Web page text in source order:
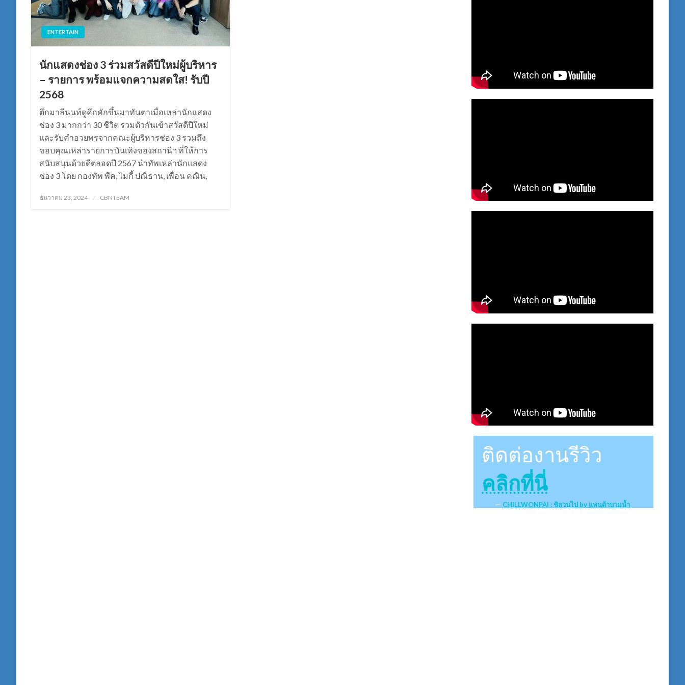
ENTERTAIN
นักแสดงช่อง 3 ร่วมสวัสดีปีใหม่ผู้บริหาร
– รายการ พร้อมแจกความสดใส! รับปี
2568
ตึกมาลีนนท์ดูคึกคักขึ้นมาทันตาเมื่อเหล่านักแสดง
ช่อง 3 มากกว่า 30 ชีวิต รวมตัวกันเข้าสวัสดีปีใหม่
และรับคำอวยพรจากคณะผู้บริหารช่อง 3 รวมถึง
ขอบคุณเหล่ารายการบันเทิงของสถานีฯ ที่ให้การ
สนับสนุนด้วยดีตลอดปี 2567 นำทัพเหล่านักแสดง
ช่อง 3 โดย กองทัพ พีค, ไมกี้ ปณิธาน, เพื่อน คณิน,
Posted
ธันวาคม 23, 2024 CBNTEAM
ติดต่องานรีวิว
คลิกที่นี่
CHILLWONPAI : ชิลวนไป by แพนด้าบวมน้ำ